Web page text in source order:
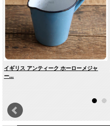
イギリス アンティーク ホーローメジャ
ー...